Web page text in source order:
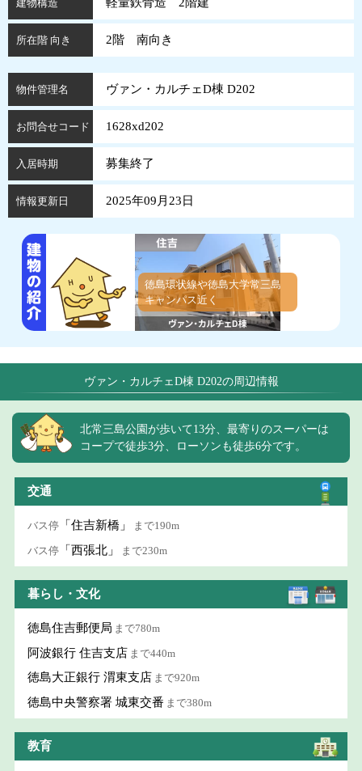
建物構造 軽量鉄骨造 2階建
所在階 向き 2階 南向き
物件管理名 ヴァン・カルチェD棟 D202
お問合せコード 1628xd202
入居時期 募集終了
情報更新日 2025年09月23日
徳島環状線や徳島大学常三島
キャンパス近く
ヴァン・カルチェD棟 D202の周辺情報
北常三島公園が歩いて13分、最寄りのスーパーは
コープで徒歩3分、ローソンも徒歩6分です。
交通
バス停 「住吉新橋」 まで190m
バス停 「西張北」 まで230m
暮らし・文化
徳島住吉郵便局 まで780m
阿波銀行 住吉支店 まで440m
徳島大正銀行 渭東支店 まで920m
徳島中央警察署 城東交番 まで380m
教育